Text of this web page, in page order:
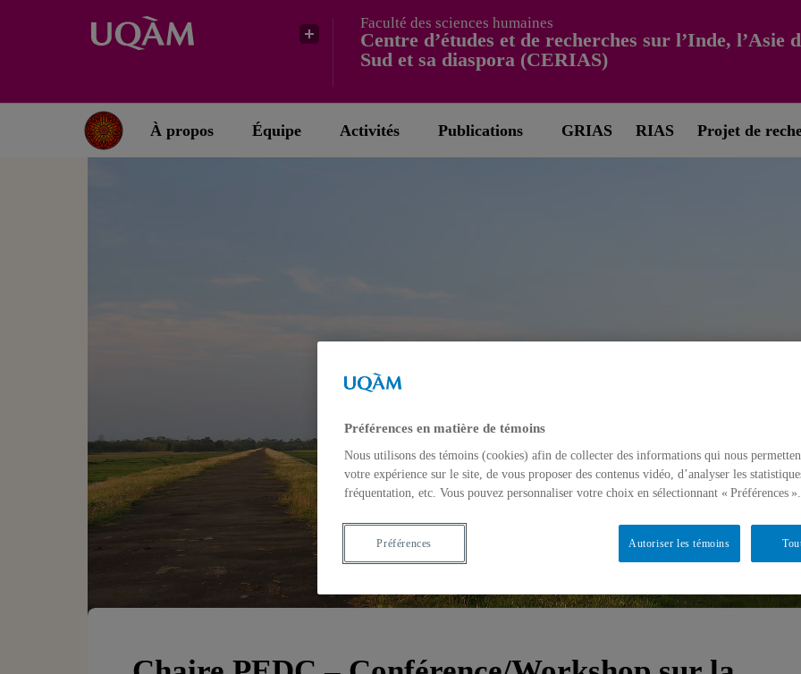
Faculté des sciences humaines
Centre d’études et de recherches sur l’Inde, l’Asie
Sud et sa diaspora (CERIAS)
À propos Équipe Activités Publications GRIAS RIAS Projet de
Préférences en matière de témoins
Nous utilisons des témoins (cookies) afin de collecter des informations qui nous
votre expérience sur le site, de vous proposer des contenus vidéo, d’analyser les
fréquentation, etc. Vous pouvez personnaliser votre choix en sélectionnant « Préférences ».
Autoriser les témoins
Préférences